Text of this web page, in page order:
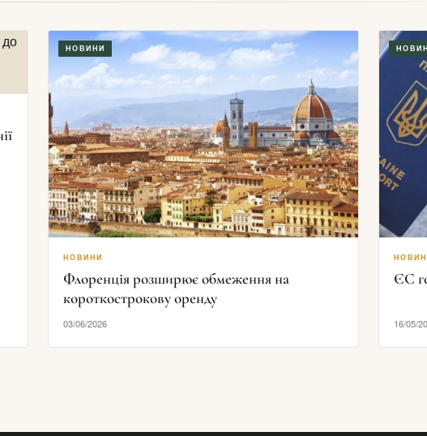
НОВИНИ
НОВИНИ
Флоренція розширює обмеження на
короткострокову оренду
03/06/2026
ЄС
16/05/